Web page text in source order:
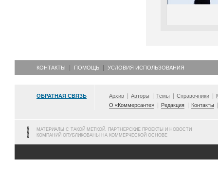
КОНТАКТЫ ПОМОЩЬ УСЛОВИЯ ИСПОЛЬЗОВАНИЯ
ОБРАТНАЯ СВЯЗЬ Архив Авторы Темы Справочники
О «Коммерсанте»
Редакция Контакты
МАТЕРИАЛЫ С ТАКОЙ МЕТКОЙ, ПАРТНЕРСКИЕ ПРОЕКТЫ И НОВОСТИ
КОМПАНИЙ ОПУБЛИКОВАНЫ НА КОММЕРЧЕСКОЙ ОСНОВЕ